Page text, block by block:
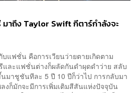
าถึง Taylor Swift กีตาร์กำลังจะ
ฟชั่น คือการเวียนว่ายตายเกิดตาม
และแฟชั่นต่างก็ผลัดกันดำผุดดำว่าย สลับ
มาชูชันทีละ 5 ปี 10 ปีก็ว่าไป การกลับมา
งก็มักจะมีการเพิ่มเติมสีสันแห่งปัจจุบัน